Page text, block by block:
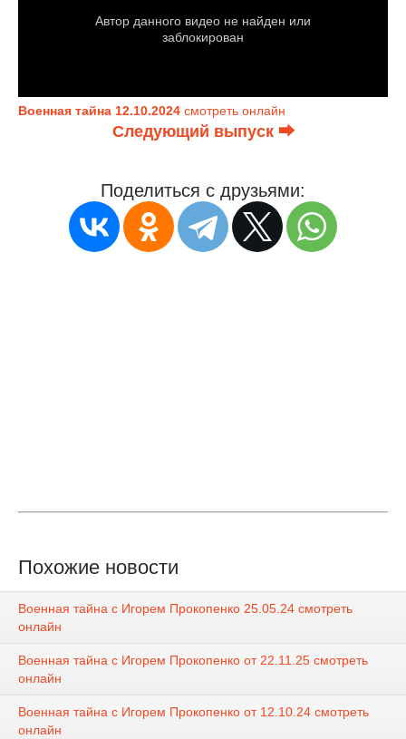
Военная тайна 12.10.2024 смотреть онлайн
Следующий выпуск ⮕
Поделиться с друзьями:
Похожие новости
Военная тайна с Игорем Прокопенко 25.05.24 смотреть
онлайн
Военная тайна с Игорем Прокопенко от 22.11.25 смотреть
онлайн
Военная тайна с Игорем Прокопенко от 12.10.24 смотреть
онлайн